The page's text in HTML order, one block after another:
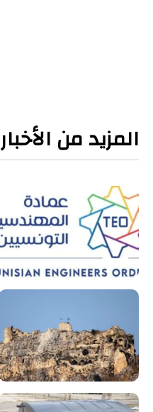
المزيد من الأخبار